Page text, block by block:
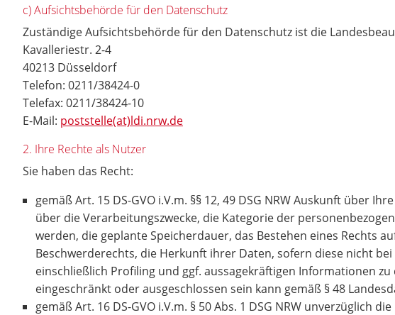
c) Aufsichtsbehörde für den Datenschutz
Zuständige Aufsichtsbehörde für den Datenschutz ist die
Kavalleriestr. 2-4
40213 Düsseldorf
Telefon: 0211/38424-0
Telefax: 0211/38424-10
E-Mail: poststelle(at)ldi.nrw.de
2. Ihre Rechte als Nutzer
Sie haben das Recht:
gemäß Art. 15 DS-GVO i.V.m. §§ 12, 49 DSG NRW Auskunft über
über die Verarbeitungszwecke, die Kategorie der
werden, die geplante Speicherdauer, das Bestehen eines Rechts
Beschwerderechts, die Herkunft ihrer Daten, sofern diese nicht
einschließlich Profiling und ggf. aussagekräftigen Informationen
eingeschränkt oder ausgeschlossen sein kann gemäß § 48
gemäß Art. 16 DS-GVO i.V.m. § 50 Abs. 1 DSG NRW